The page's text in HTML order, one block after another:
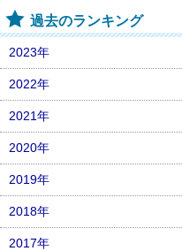
過去のランキング
2023年
2022年
2021年
2020年
2019年
2018年
2017年